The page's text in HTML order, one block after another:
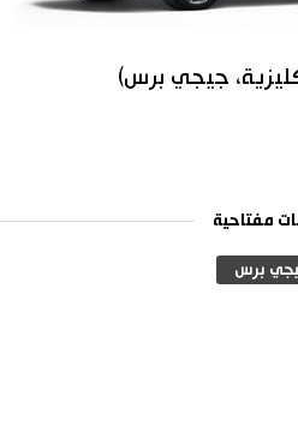
جيجي برس)
مفتاحية
برس